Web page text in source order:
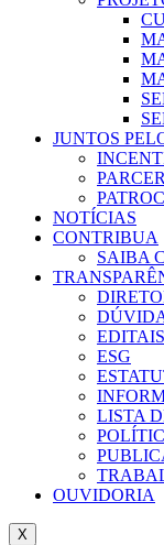
JUNTOS
NOTÍCIAS
CONTRIBUA
SAIBA
EDITAIS
ESG
LISTA
OUVIDORIA
X